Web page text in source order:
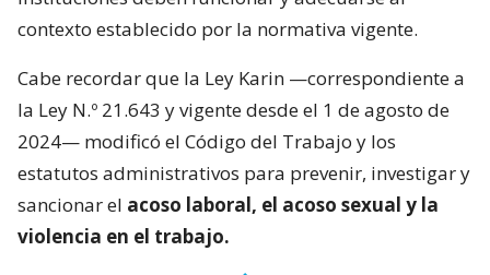
contexto establecido por la normativa vigente.
Cabe recordar que la Ley Karin —correspondiente a
la Ley N.º 21.643 y vigente desde el 1 de agosto de
2024— modificó el Código del Trabajo y los
estatutos administrativos para prevenir, investigar y
sancionar el acoso laboral, el acoso sexual y la
violencia en el trabajo.